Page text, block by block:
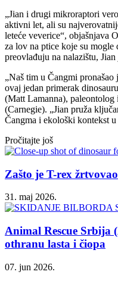
„Jian i drugi mikroraptori
aktivni let, ali su
leteće veverice“, objašnjava
za lov na ptice koje su
preovlađuju na nalazištu,
„Naš tim u Čangmi
ovaj jedan primerak
(Matt Lamanna),
(Carnegie). „Jian pruža
Čangma i ekološki kontekst
Pročitajte još
Zašto je T-rex
31. maj 2026.
Animal Rescue Srbija
othranu lasta i čiopa
07. jun 2026.